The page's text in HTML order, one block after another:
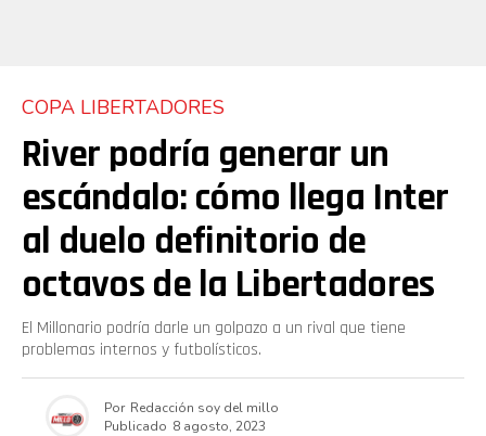
COPA LIBERTADORES
River podría generar un
escándalo: cómo llega Inter
al duelo definitorio de
octavos de la Libertadores
El Millonario podría darle un golpazo a un rival que tiene
problemas internos y futbolísticos.
Por Redacción soy del millo
Publicado 8 agosto, 2023